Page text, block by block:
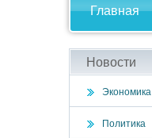
Главная
Новости
Экономика
Политика